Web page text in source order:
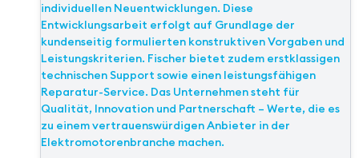
individuellen Neuentwicklungen. Diese
Entwicklungsarbeit erfolgt auf Grundlage der
kundenseitig formulierten konstruktiven Vorgaben und
Leistungskriterien. Fischer bietet zudem erstklassigen
technischen Support sowie einen leistungsfähigen
Reparatur-Service. Das Unternehmen steht für
Qualität, Innovation und Partnerschaft – Werte, die es
zu einem vertrauenswürdigen Anbieter in der
Elektromotorenbranche machen.